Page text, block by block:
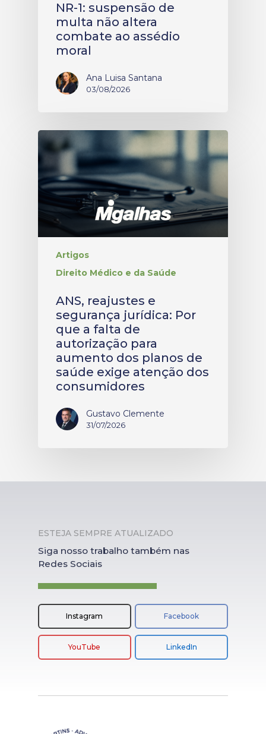
NR-1: suspensão de
multa não altera
combate ao assédio
moral
Ana Luisa Santana
03/08/2026
Artigos
Direito Médico e da Saúde
ANS, reajustes e
segurança jurídica: Por
que a falta de
autorização para
aumento dos planos de
saúde exige atenção dos
consumidores
Gustavo Clemente
31/07/2026
ESTEJA SEMPRE ATUALIZADO
Siga nosso trabalho também nas
Redes Sociais
Instagram Facebook
YouTube LinkedIn